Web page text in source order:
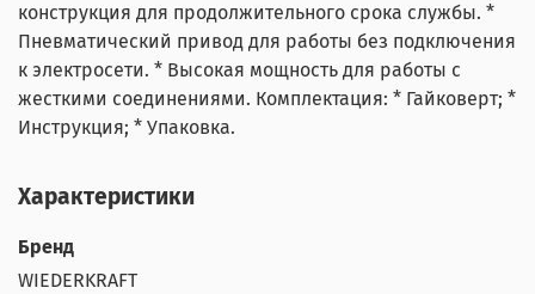
конструкция для продолжительного срока службы. *
Пневматический привод для работы без подключения
к электросети. * Высокая мощность для работы с
жесткими соединениями. Комплектация: * Гайковерт; *
Инструкция; * Упаковка.
Характеристики
Бренд
WIEDERKRAFT